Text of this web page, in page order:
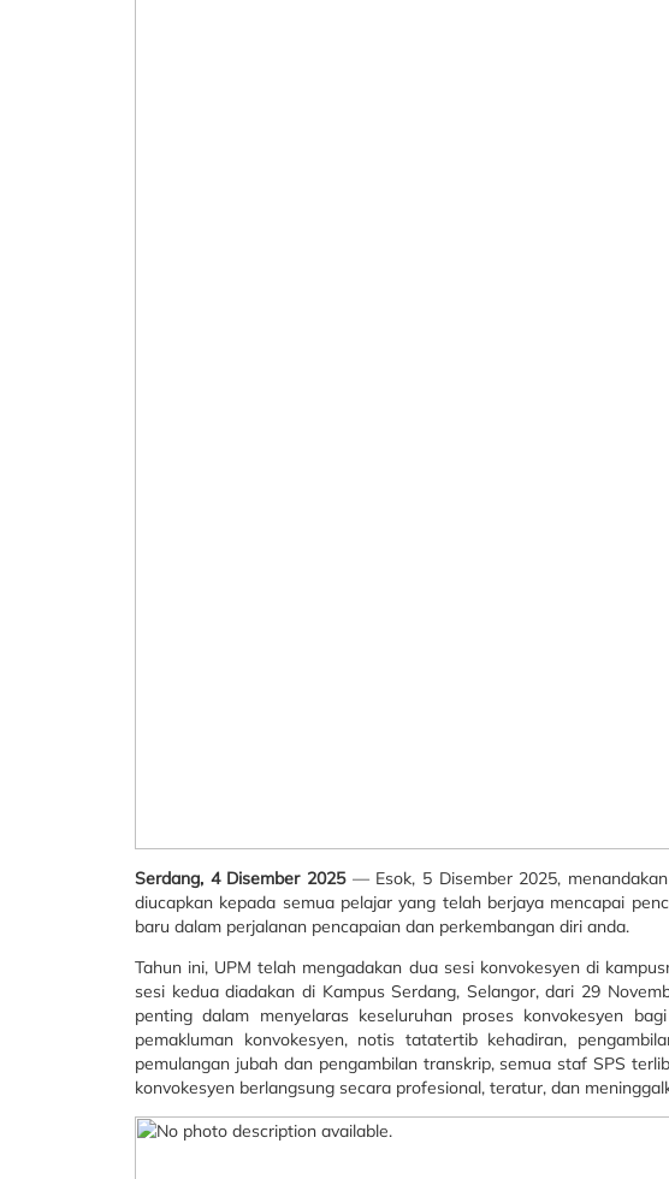
Serdang, 4 Disember 2025— Esok, 5 Disember 2025,
diucapkan kepada semua pelajar yang telah berjaya mencapai
baru dalam perjalanan pencapaian dan perkembangan diri anda.
Tahun ini, UPM telah mengadakan dua sesi konvokesyen di
sesi kedua diadakan di Kampus Serdang, Selangor, dari 29
penting dalam menyelaras keseluruhan proses konvokesyen
pemakluman konvokesyen, notis tatatertib kehadiran,
pemulangan jubah dan pengambilan transkrip, semua staf SPS
konvokesyen berlangsung secara profesional, teratur, dan